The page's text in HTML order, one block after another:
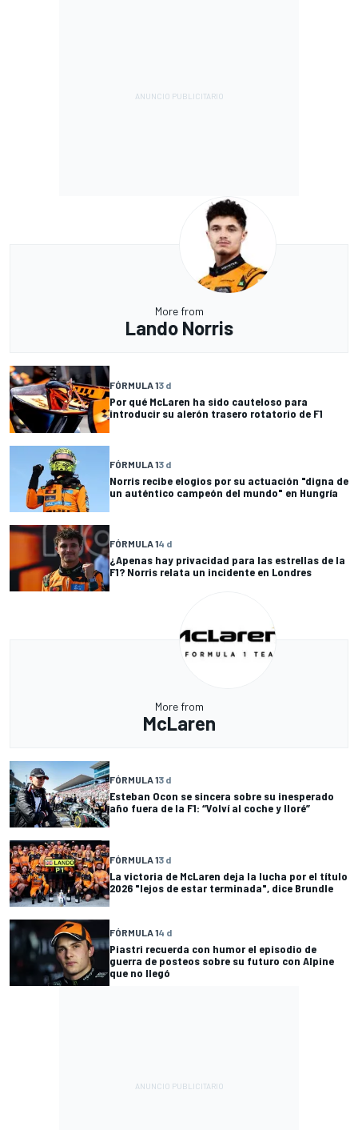
More from
Lando Norris
FÓRMULA 13 d
Por qué McLaren ha sido cauteloso para
introducir su alerón trasero rotatorio de F1
FÓRMULA 13 d
Norris recibe elogios por su actuación "digna de
un auténtico campeón del mundo" en Hungría
FÓRMULA 14 d
¿Apenas hay privacidad para las estrellas de la
F1? Norris relata un incidente en Londres
More from
McLaren
FÓRMULA 13 d
Esteban Ocon se sincera sobre su inesperado
año fuera de la F1: “Volví al coche y lloré”
FÓRMULA 13 d
La victoria de McLaren deja la lucha por el título
2026 "lejos de estar terminada", dice Brundle
FÓRMULA 14 d
Piastri recuerda con humor el episodio de
guerra de posteos sobre su futuro con Alpine
que no llegó